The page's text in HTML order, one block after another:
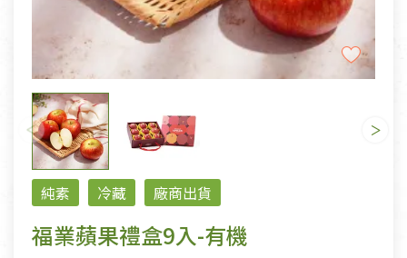
純素 冷藏 廠商出貨
福業蘋果禮盒9入-有機